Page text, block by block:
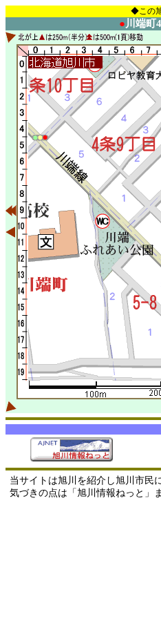
◆この
● 川端町
当サイトは旭川を紹介し旭川市民
気づきの点は「旭川情報ねっと」